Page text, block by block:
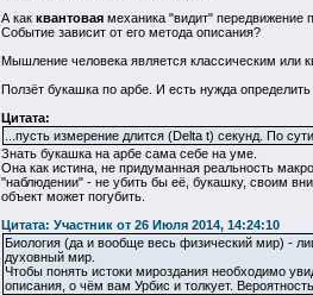
А как квантовая механика "видит"
Событие зависит от его метода описания?
Мышление человека является классическим или
Ползёт букашка по арбе. И есть нужда
Цитата:
...пусть измерение длится (Delta t) секунд. По
Знать букашка на арбе сама себе на уме.
Она как истина, не придуманная реальность
"наблюдении" - не убить бы её, букашку, своим
объект может погубить.
Цитата: Участник от 26 Июля 2014, 14:24:10
Биология (да и вообще весь физический мир) -
духовный мир.
Чтобы понять истоки мироздания необходимо
описания, о чём вам Урбис и толкует.